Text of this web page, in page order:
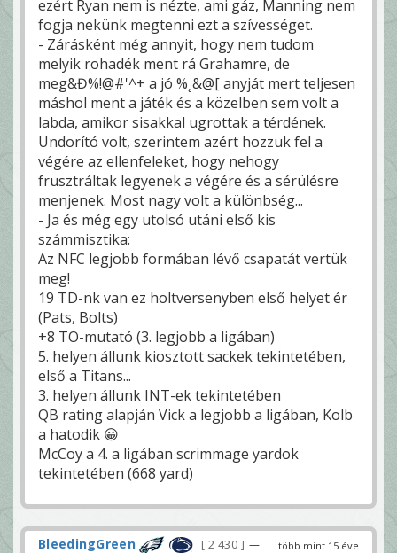
ezért Ryan nem is nézte, ami gáz, Manning nem
fogja nekünk megtenni ezt a szívességet.
- Zárásként még annyit, hogy nem tudom
melyik rohadék ment rá Grahamre, de
meg&Đ%!@#'^+ a jó %˛&@[ anyját mert teljesen
máshol ment a játék és a közelben sem volt a
labda, amikor sisakkal ugrottak a térdének.
Undorító volt, szerintem azért hozzuk fel a
végére az ellenfeleket, hogy nehogy
frusztráltak legyenek a végére és a sérülésre
menjenek. Most nagy volt a különbség...
- Ja és még egy utolsó utáni első kis
számmisztika:
Az NFC legjobb formában lévő csapatát vertük
meg!
19 TD-nk van ez holtversenyben első helyet ér
(Pats, Bolts)
+8 TO-mutató (3. legjobb a ligában)
5. helyen állunk kiosztott sackek tekintetében,
első a Titans...
3. helyen állunk INT-ek tekintetében
QB rating alapján Vick a legjobb a ligában, Kolb
a hatodik 😀
McCoy a 4. a ligában scrimmage yardok
tekintetében (668 yard)
több mint 15 éve
BleedingGreen 2 430
—